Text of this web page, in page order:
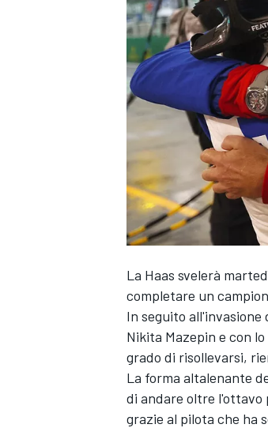
MONOPOSTO
La Haas svelerà
completare un
In seguito
Nikita Mazepin e con
grado di risollevarsi,
La forma altalenante
di andare oltre l'ottavo
grazie al pilota che ha